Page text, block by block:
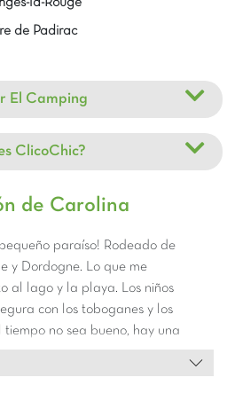
la-Rouge
de Padirac
El Camping
ClicoChic?
de Carolina
paraíso! Rodeado de
y Dordogne. Lo que me
al lago y la playa. Los niños
con los toboganes y los
no sea bueno, hay una
pueden divertirse. Además,
están cerca del camping: